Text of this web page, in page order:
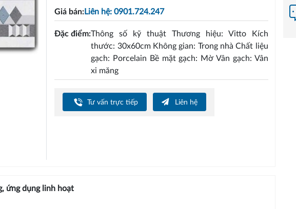
Giá bán:Liên hệ: 0901.724.247
Đặc điểm:Thông số kỹ thuật Thương hiệu: Vitto Kích
thước: 30x60cm Không gian: Trong nhà Chất liệu
gạch: Porcelain Bề mặt gạch: Mờ Vân gạch: Vân
xi măng
Tư vấn trực tiếp Liên hệ
ứng dụng linh hoạt